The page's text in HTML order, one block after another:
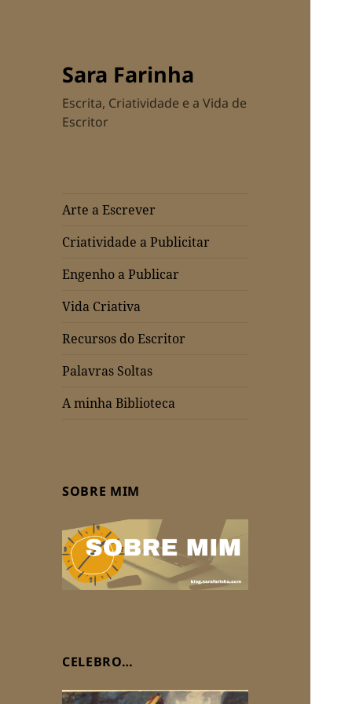
Sara Farinha
Escrita, Criatividade e a Vida de
Escritor
Arte a Escrever
Criatividade a Publicitar
Engenho a Publicar
Vida Criativa
Recursos do Escritor
Palavras Soltas
A minha Biblioteca
SOBRE MIM
CELEBRO…